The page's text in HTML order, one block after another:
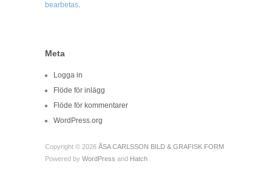
bearbetas.
Meta
Logga in
Flöde för inlägg
Flöde för kommentarer
WordPress.org
Copyright © 2026 ÅSA CARLSSON BILD & GRAFISK FORM
Powered by WordPress and Hatch